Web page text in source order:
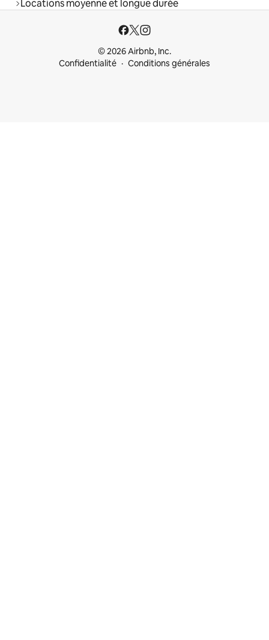
Locations moyenne et longue durée
© 2026 Airbnb, Inc.
Confidentialité
Conditions générales